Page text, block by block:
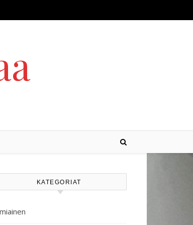
KATEGORIAT